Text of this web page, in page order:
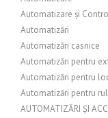
Automatizare și
Automatizări
Automatizări casnice
Automatizări pentru
Automatizări pentru
Automatizări pentru
AUTOMATIZĂRI ȘI